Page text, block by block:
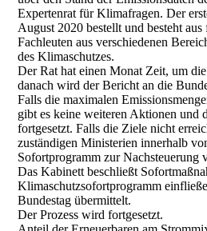
Expertenrat für Klimafragen. Der
August 2020 bestellt und besteht
Fachleuten aus verschiedenen
des Klimaschutzes.
Der Rat hat einen Monat Zeit, um
danach wird der Bericht an die
Falls die maximalen
gibt es keine weiteren Aktionen und
fortgesetzt. Falls die Ziele nicht
zuständigen Ministerien innerhalb
Sofortprogramm zur Nachsteuerung
Das Kabinett beschließt
Klimaschutzsofortprogramm
Bundestag übermittelt.
Der Prozess wird fortgesetzt.